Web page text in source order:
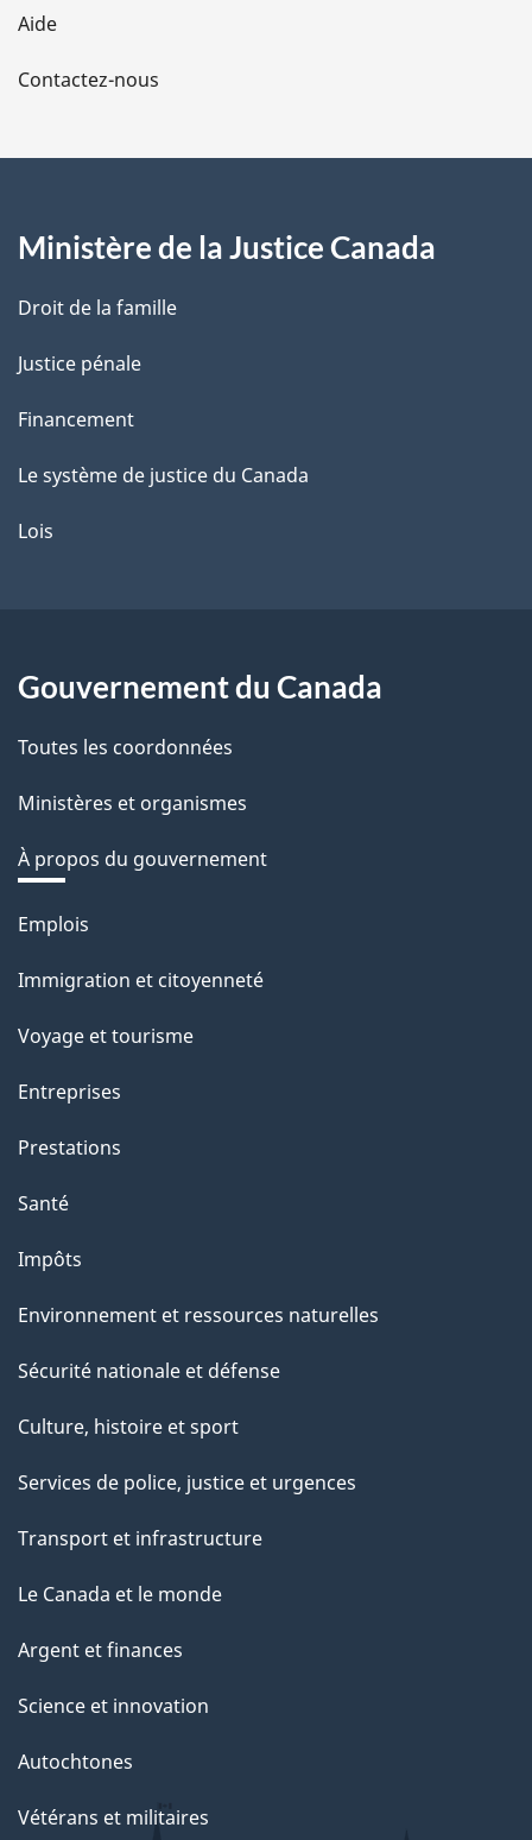
a
e
Aide
Contactez-nous
Ministère de la Justice Canada
Droit de la famille
Justice pénale
Financement
Le système de justice du Canada
Lois
Gouvernement du Canada
Toutes les coordonnées
Ministères et organismes
À propos du gouvernement
Thèmes
sujets
Emplois
Immigration et citoyenneté
Voyage et tourisme
Entreprises
Prestations
Santé
Impôts
Environnement et ressources naturelles
Sécurité nationale et défense
Culture, histoire et sport
Services de police, justice et urgences
Transport et infrastructure
Le Canada et le monde
Argent et finances
Science et innovation
Autochtones
Vétérans et militaires